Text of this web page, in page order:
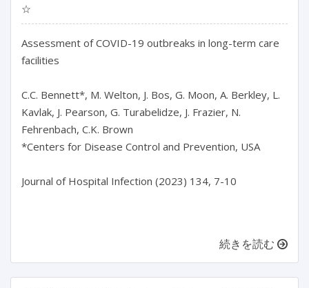
☆
Assessment of COVID-19 outbreaks in long-term care
facilities
C.C. Bennett*, M. Welton, J. Bos, G. Moon, A. Berkley, L.
Kavlak, J. Pearson, G. Turabelidze, J. Frazier, N.
Fehrenbach, C.K. Brown
*Centers for Disease Control and Prevention, USA
Journal of Hospital Infection (2023) 134, 7-10
続きを読む